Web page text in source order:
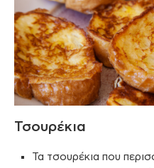
Τσουρέκια
Τα τσουρέκια που